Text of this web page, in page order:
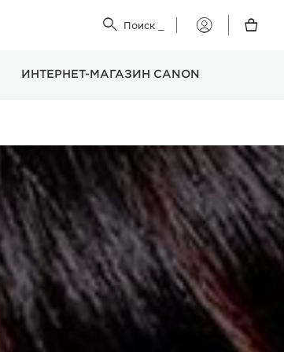
 Поиск
Мой

ИНТЕРНЕТ-МАГАЗИН CANON